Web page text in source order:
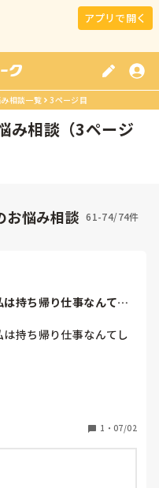
アプリで開く
相談一覧 3ページ目
み相談（3ページ
お悩み相談 61-74/74件
持ち帰り仕事なんてし
持ち帰り仕事なんてし
なったのが悔しいしうざ
1 ・ 07/02